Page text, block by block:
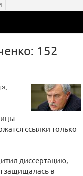
152
ссылки только
диссертацию,
защищалась в